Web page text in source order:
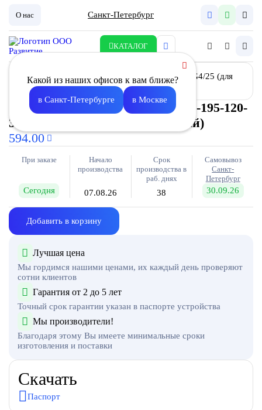
О нас Санкт-Петербург
КАТАЛОГ
Какой из наших офисов к вам ближе?
в Санкт-Петербурге в Москве
Фильтр карманный ФВК-Л-195-195-120-
3-G4/25 (для К-160; компактный)
594.00
При заказе
Сегодня
Начало
производства
07.08.26
Срок
производства в
раб. днях
38
Самовывоз
Санкт-
Петербург
30.09.26
Добавить в корзину
Лучшая цена
Мы гордимся нашими ценами, их каждый день проверяют
сотни клиентов
Гарантия от 2 до 5 лет
Точный срок гарантии указан в паспорте устройства
Мы производители!
Благодаря этому Вы имеете минимальные сроки
изготовления и поставки
Скачать
Паспорт